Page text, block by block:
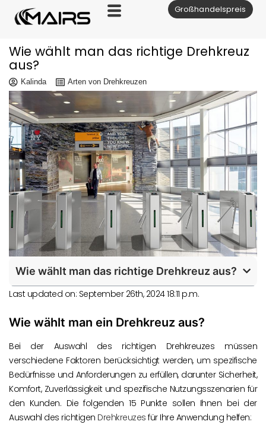
Zum
Inhalt
Großhandelspreis
Wie wählt man das richtige Drehkreuz
aus?
Kalinda Arten von Drehkreuzen
Wie wählt man das richtige Drehkreuz aus?
Last updated on: September 26th, 2024 18:11 p.m.
Wie wählt man ein Drehkreuz aus?
Bei der Auswahl des richtigen Drehkreuzes müssen
verschiedene Faktoren berücksichtigt werden, um spezifische
Bedürfnisse und Anforderungen zu erfüllen, darunter Sicherheit,
Komfort, Zuverlässigkeit und spezifische Nutzungsszenarien für
den Kunden. Die folgenden 15 Punkte sollen Ihnen bei der
Auswahl des richtigen Drehkreuzes für Ihre Anwendung helfen: